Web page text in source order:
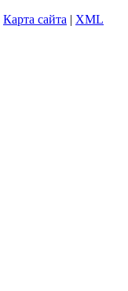
Карта сайта | XML